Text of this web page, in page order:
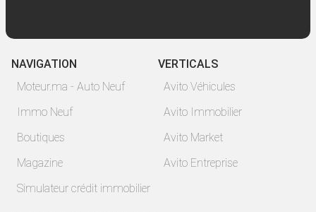
NAVIGATION
Moteur.ma - Auto Neuf
Immo Neuf
Boutiques
Magazine
Simulateur crédit immobilier
VERTICALS
Avito Véhicules
Avito Immobilier
Avito Market
Avito Entreprise